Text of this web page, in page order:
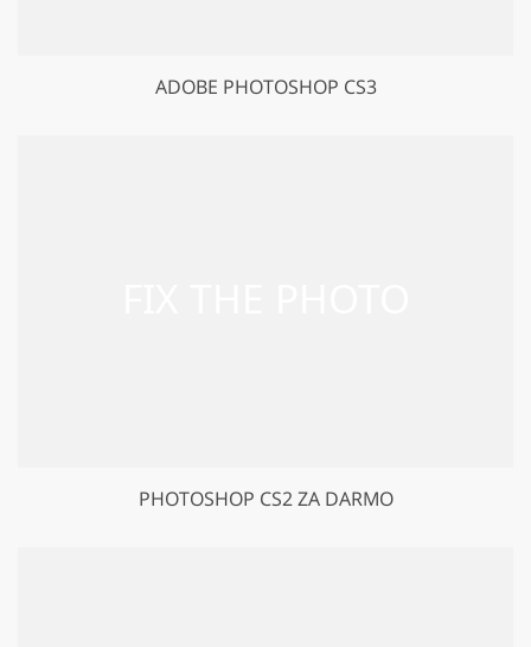
ADOBE PHOTOSHOP CS3
PHOTOSHOP CS2 ZA DARMO